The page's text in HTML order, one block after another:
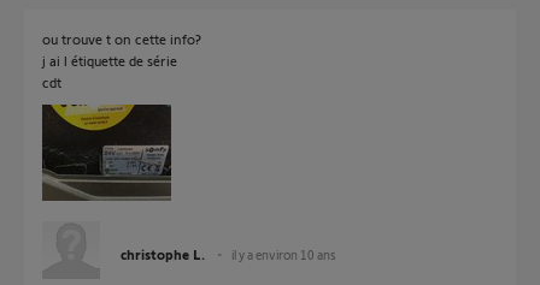
ou trouve t on cette info?
j ai l étiquette de série
cdt
christophe L. il y a environ 10 ans